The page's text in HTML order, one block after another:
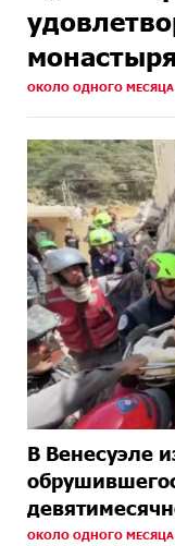
ОКОЛО ОДНОГО МЕСЯЦА
В Венесуэле
ОКОЛО ОДНОГО МЕСЯЦА